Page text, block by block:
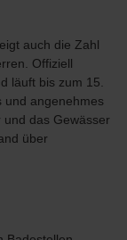
auch die Zahl
Offiziell
läuft bis zum 15.
und angenehmes
das Gewässer
über